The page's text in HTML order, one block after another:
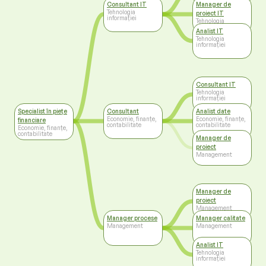
Specialist în piețe
financiare
Economie, finanțe,
contabilitate
Consultant IT
Tehnologia
informației
Consultant
Economie, finanțe,
contabilitate
Manager procese
Management
Manager de
proiect IT
Tehnologia
informației
Analist IT
Tehnologia
informației
Consultant IT
Tehnologia
informației
Analist date
Economie, finanțe,
contabilitate
Manager de
proiect
Management
Manager de
proiect
Management
Manager calitate
Management
Analist IT
Tehnologia
informației